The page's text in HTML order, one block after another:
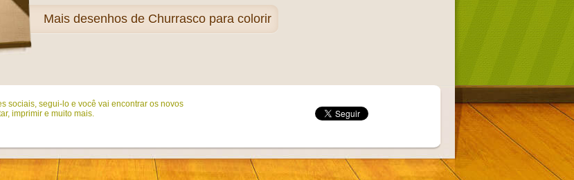
Mais desenhos de Churrasco para colorir
sociais, segui-lo e você vai encontrar os novos
imprimir e muito mais.